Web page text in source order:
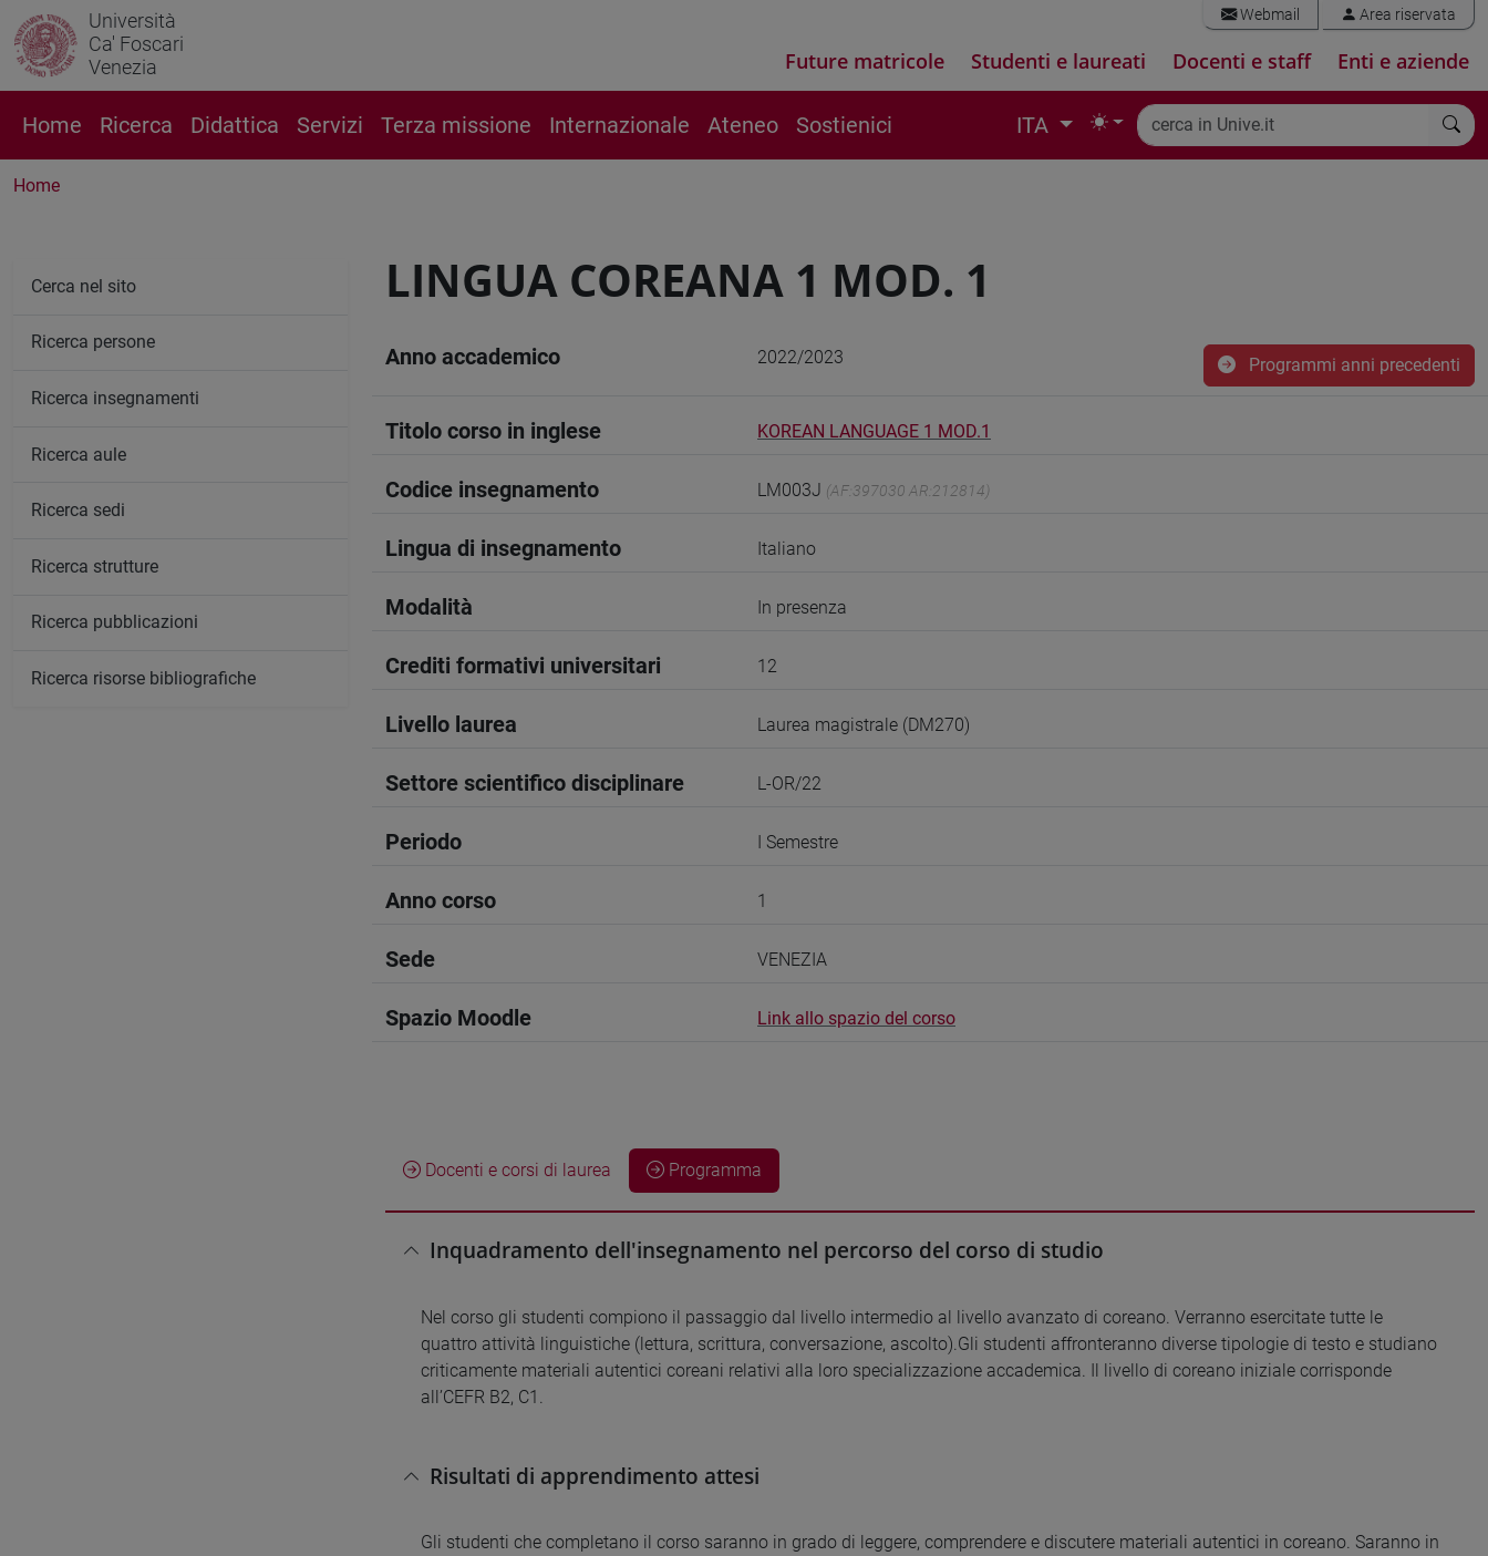
Università
Ca' Foscari
Venezia
Webmail Area riservata
Future matricole Studenti e laureati Docenti e staff Enti e aziende
Home Ricerca Didattica Servizi Terza missione Internazionale Ateneo Sostienici ITA
Home
LINGUA COREANA 1 MOD. 1
Anno accademico 2022/2023 Programmi anni precedenti
Titolo corso in inglese KOREAN LANGUAGE 1 MOD.1
Codice insegnamento LM003J (AF:397030 AR:212814)
Lingua di insegnamento Italiano
Modalità In presenza
Crediti formativi universitari 12
Livello laurea Laurea magistrale (DM270)
Settore scientifico disciplinare L-OR/22
Periodo I Semestre
Anno corso 1
Sede VENEZIA
Spazio Moodle Link allo spazio del corso
Docenti e corsi di laurea Programma
Inquadramento dell'insegnamento nel percorso del corso di studio
Nel corso gli studenti compiono il passaggio dal livello intermedio al livello avanzato di coreano. Verranno esercitate tutte le
quattro attività linguistiche (lettura, scrittura, conversazione, ascolto).Gli studenti affronteranno diverse tipologie di testo e studiano
criticamente materiali autentici coreani relativi alla loro specializzazione accademica. Il livello di coreano iniziale corrisponde
all’CEFR B2, C1.
Risultati di apprendimento attesi
Gli studenti che completano il corso saranno in grado di leggere, comprendere e discutere materiali autentici in coreano. Saranno in
Cerca nel sito
Ricerca persone
Ricerca insegnamenti
Ricerca aule
Ricerca sedi
Ricerca strutture
Ricerca pubblicazioni
Ricerca risorse bibliografiche